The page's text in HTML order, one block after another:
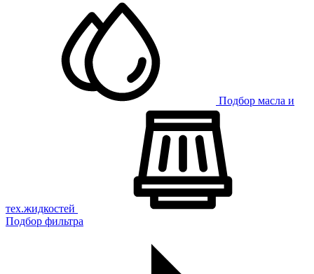
Подбор масла и
тех.жидкостей
Подбор фильтра